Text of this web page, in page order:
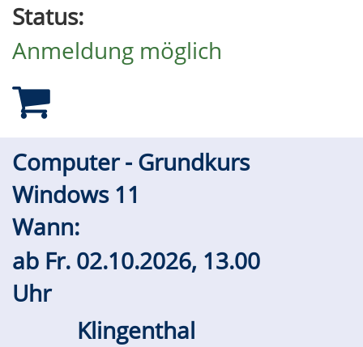
Status:
Anmeldung möglich
Computer - Grundkurs
Windows 11
Wann:
ab Fr. 02.10.2026, 13.00
Uhr
Klingenthal